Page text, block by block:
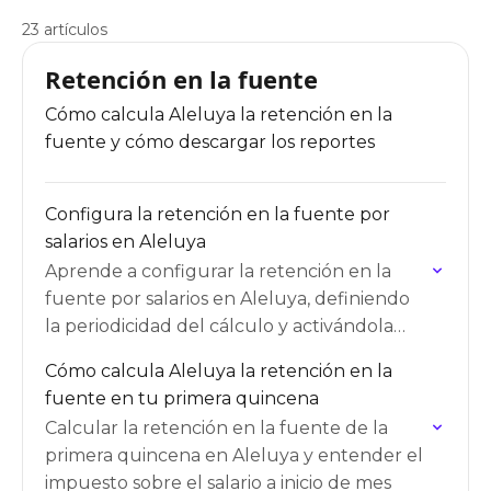
23 artículos
Retención en la fuente
Cómo calcula Aleluya la retención en la
fuente y cómo descargar los reportes
Configura la retención en la fuente por
salarios en Aleluya
Aprende a configurar la retención en la
fuente por salarios en Aleluya, definiendo
la periodicidad del cálculo y activándola
Cómo calcula Aleluya la retención en la
fuente en tu primera quincena
Calcular la retención en la fuente de la
primera quincena en Aleluya y entender el
impuesto sobre el salario a inicio de mes